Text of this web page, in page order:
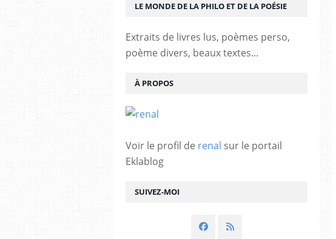
SUIVEZ-MOI
LE MONDE DE LA PHILO ET DE LA POÉSIE
Extraits de livres lus, poèmes perso,
poème divers, beaux textes...
À PROPOS
Voir le profil de renal sur le portail
Eklablog